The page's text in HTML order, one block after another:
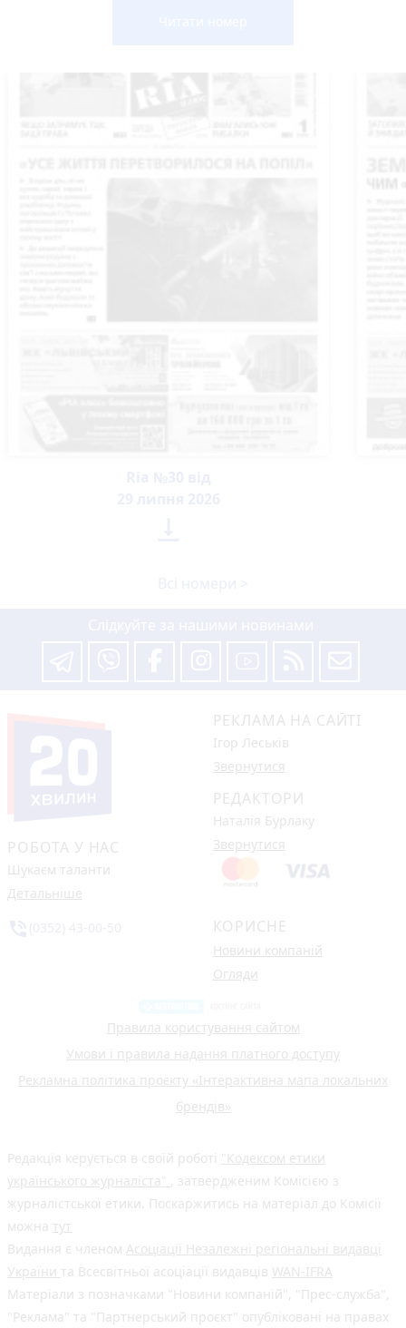
РОБОТА У НАС
Шукаєм таланти
Детальніше
РЕКЛАМА НА САЙТІ
Ігор Леськів
Звернутися
РЕДАКТОРИ
Наталія Бурлаку
Звернутися
КОРИСНЕ
Новини компаній
Огляди
Правила користування сайтом
Умови і правила надання платного доступу
Рекламна політика проєкту «Інтерактивна мапа локальних
брендів»
Редакція керується в своїй роботі "Кодексом етики
українського журналіста" , затвердженим Комісією з
журналістської етики. Поскаржитись на матеріал до Комісії
можна тут
Видання є членом Асоціації Незалежні регіональні видавці
України та Всесвітньої асоціації видавців WAN-IFRA
Матеріали з позначками "Новини компаній", "Прес-служба",
"Реклама" та "Партнерський проєкт" опубліковані на правах